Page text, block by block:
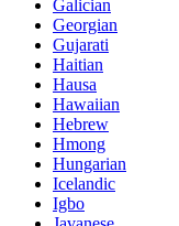
Galician
Georgian
Gujarati
Haitian
Hausa
Hawaiian
Hebrew
Hmong
Hungarian
Icelandic
Igbo